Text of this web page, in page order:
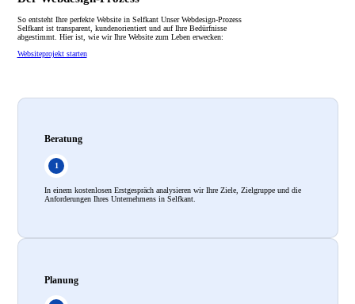
So entsteht Ihre perfekte Website in Selfkant Unser Webdesign-Prozess
Selfkant ist transparent, kundenorientiert und auf Ihre Bedürfnisse
abgestimmt. Hier ist, wie wir Ihre Website zum Leben erwecken:
Websiteprojekt starten
Beratung
In einem kostenlosen Erstgespräch analysieren wir Ihre Ziele, Zielgruppe und die
Anforderungen Ihres Unternehmens in Selfkant.
Planung